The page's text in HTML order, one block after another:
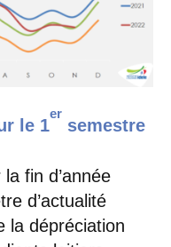
le 1
er
semestre
fin d’année
d’actualité
la dépréciation